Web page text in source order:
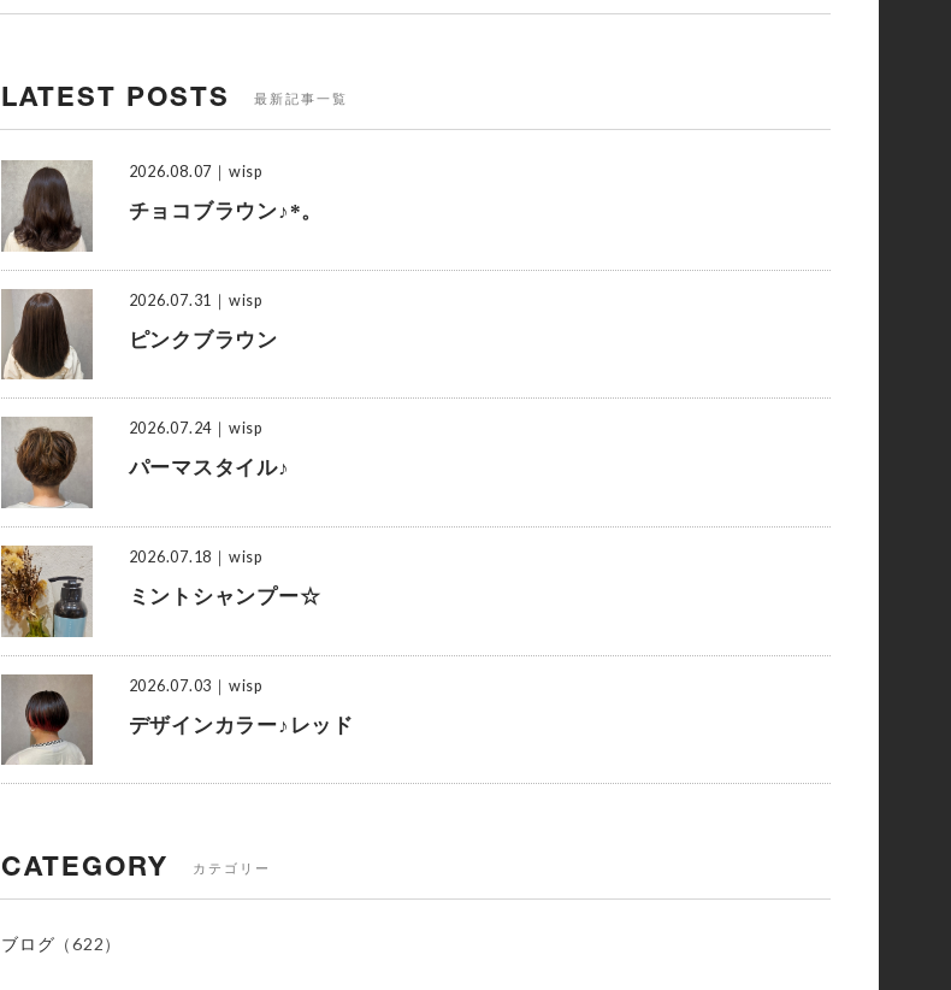
LATEST POSTS 最新記事一覧
2026.08.07 ｜wisp
チョコブラウン♪*。
2026.07.31 ｜wisp
ピンクブラウン
2026.07.24 ｜wisp
パーマスタイル♪
2026.07.18 ｜wisp
ミントシャンプー☆
2026.07.03 ｜wisp
デザインカラー♪レッド
CATEGORY カテゴリー
ブログ （622）